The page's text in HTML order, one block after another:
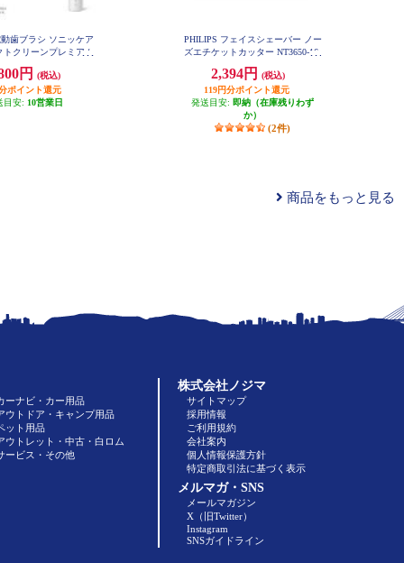
歯ブラシ ソニッケア
トクリーンプレミアム
円
(税込)
ポイント還元
目安: 10営業日
PHILIPS フェイスシェーバー ノー
ズエチケットカッター NT3650-16
2,394円
(税込)
119円分ポイント還元
発送目安: 即納（在庫残りわず
か）
(2件)
商品をもっと見る
ーナビ・カー用品
ウトドア・キャンプ用品
ット用品
ウトレット・中古・白ロム
ービス・その他
株式会社ノジマ
サイトマップ
採用情報
ご利用規約
会社案内
個人情報保護方針
特定商取引法に基づく表示
メルマガ・SNS
メールマガジン
X（旧Twitter）
Instagram
SNSガイドライン